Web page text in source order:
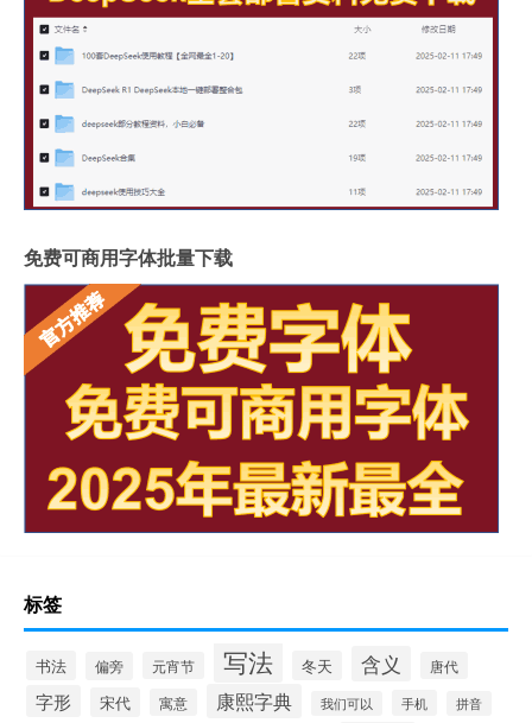
免费可商用字体批量下载
标签
书法 偏旁 元宵节 写法 冬天 含义 唐代
字形 宋代 寓意 康熙字典 我们可以 手机 拼音